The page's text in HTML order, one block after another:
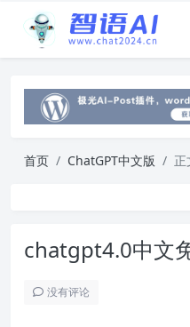
首页 ChatGPT中文版 正
chatgpt4.0中文
没有评论